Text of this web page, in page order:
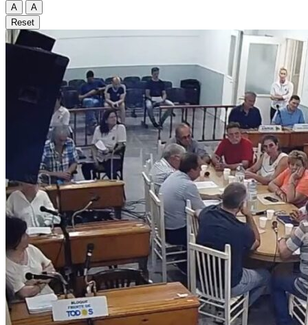
A
A
Reset